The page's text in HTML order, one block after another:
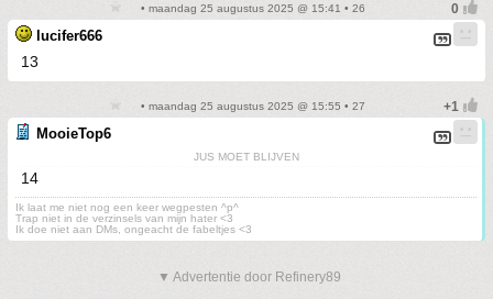
• maandag 25 augustus 2025 @ 15:41 • 26
lucifer666
13
• maandag 25 augustus 2025 @ 15:55 • 27
MooieTop6
JUS MOET BLIJVEN
14
Ik laat me niet nog een keer wegpesten ^p^
Trap niet in de verzinsels van mijn hater <3
Ik doe niet aan DMs, ongeacht de fabeltjes <3
▼ Advertentie door Refinery89